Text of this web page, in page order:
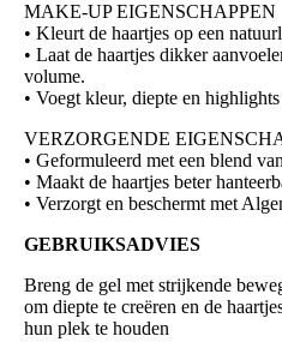
MAKE-UP EIGENSCHAPPEN
• Kleurt de haartjes op een
• Laat de haartjes dikker
volume.
• Voegt kleur, diepte en highlights
VERZORGENDE
• Geformuleerd met een blend
• Maakt de haartjes beter
• Verzorgt en beschermt met
GEBRUIKSADVIES
Breng de gel met strijkende
om diepte te creëren en de
hun plek te houden